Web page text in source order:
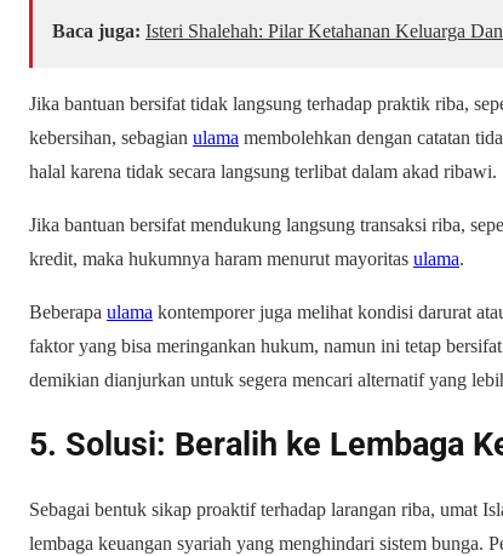
Baca juga: Isteri Shalehah: Pilar Ketahanan Keluarga
Jika bantuan bersifat tidak langsung terhadap praktik riba,
kebersihan, sebagian ulama membolehkan dengan catatan
halal karena tidak secara langsung terlibat dalam akad ribawi.
Jika bantuan bersifat mendukung langsung transaksi riba,
kredit, maka hukumnya haram menurut mayoritas ulama.
Beberapa ulama kontemporer juga melihat kondisi darurat
faktor yang bisa meringankan hukum, namun ini tetap
demikian dianjurkan untuk segera mencari alternatif yang
5. Solusi: Beralih ke Lembaga
Sebagai bentuk sikap proaktif terhadap larangan riba, umat
lembaga keuangan syariah yang menghindari sistem bunga.